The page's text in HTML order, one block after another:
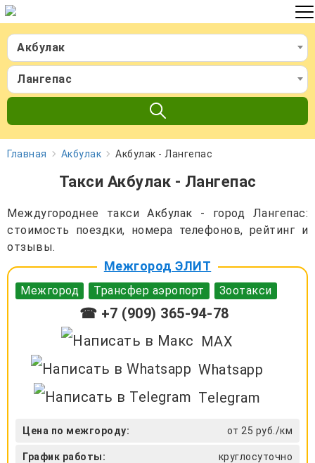
Акбулак
Лангепас
Главная Акбулак Акбулак - Лангепас
Такси Акбулак - Лангепас
Междугороднее такси Акбулак - город Лангепас:
стоимость поездки, номера телефонов, рейтинг и
отзывы.
Межгород ЭЛИТ
Межгород Трансфер аэропорт Зоотакси
☎ +7 (909) 365-94-78
MAX
Whatsapp
Telegram
Цена по межгороду: от 25 руб./км
График работы: круглосуточно